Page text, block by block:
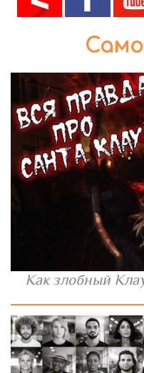
Как злобный